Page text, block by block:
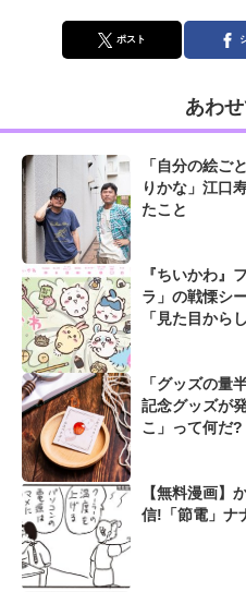
ポスト
あわ
「自分の絵ご
りかな」江口
たこと
『ちいかわ』
ラ」の戦慄シ
「見た目から
「グッズの量
記念グッズが
こ」って何だ?
【無料漫画】
信!「節電」ナ